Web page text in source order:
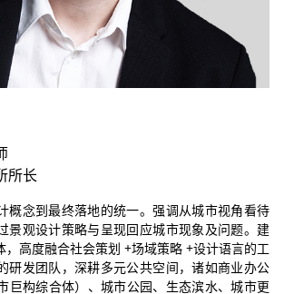
所长
概念到最终落地的统一。强调从城市视角看待
景观设计策略与呈现回应城市现象及问题。建
，高度融合社会策划 +场域策略 +设计语言的工
研发团队，深耕多元公共空间，诸如商业办公
巨构综合体）、城市公园、生态滨水、城市更